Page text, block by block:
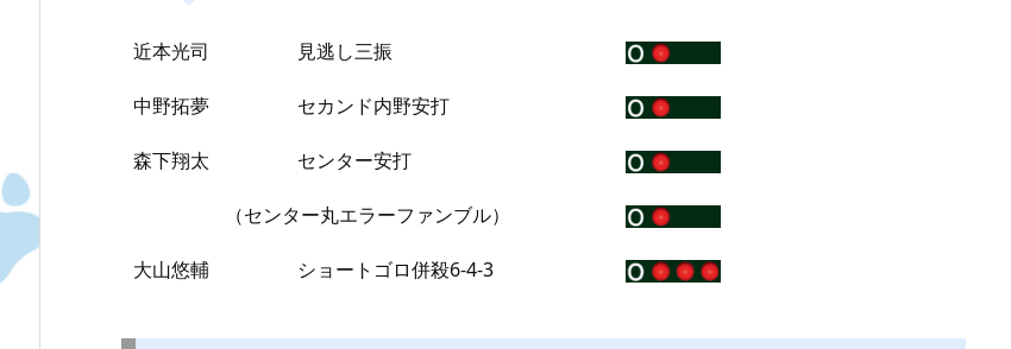
近本光司 見逃し三振
中野拓夢 セカンド内野安打
森下翔太 センター安打
（センター丸エラーファンブル）
大山悠輔 ショートゴロ併殺6-4-3